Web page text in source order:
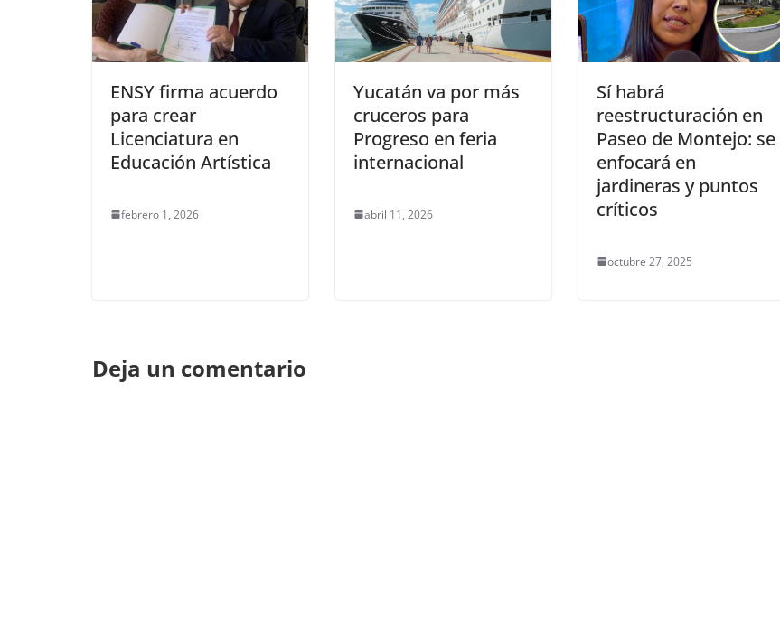
ENSY firma acuerdo
para crear
Licenciatura en
Educación Artística
febrero 1, 2026
Yucatán va por más
cruceros para
Progreso en feria
internacional
abril 11, 2026
Sí habrá
reestructuración en
Paseo de Montejo: se
enfocará en
jardineras y puntos
críticos
octubre 27, 2025
Deja un comentario